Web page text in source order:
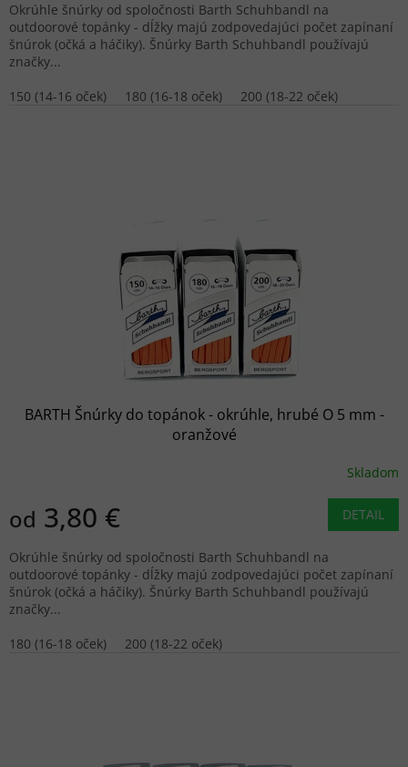
Okrúhle šnúrky od spoločnosti Barth Schuhbandl na
outdoorové topánky - dĺžky majú zodpovedajúci počet zapínaní
šnúrok (očká a háčiky). Šnúrky Barth Schuhbandl používajú
značky...
150 (14-16 oček)
180 (16-18 oček) 200 (18-22 oček)
BARTH Šnúrky do topánok - okrúhle, hrubé O 5 mm -
oranžové
Skladom
od 3,80 € DETAIL
Okrúhle šnúrky od spoločnosti Barth Schuhbandl na
outdoorové topánky - dĺžky majú zodpovedajúci počet zapínaní
šnúrok (očká a háčiky). Šnúrky Barth Schuhbandl používajú
značky...
180 (16-18 oček)
200 (18-22 oček)